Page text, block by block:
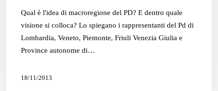
Qual è l'idea di macroregione del PD? E dentro quale
visione si colloca? Lo spiegano i rappresentanti del Pd di
Lombardia, Veneto, Piemonte, Friuli Venezia Giulia e
Province autonome di…
18/11/2013